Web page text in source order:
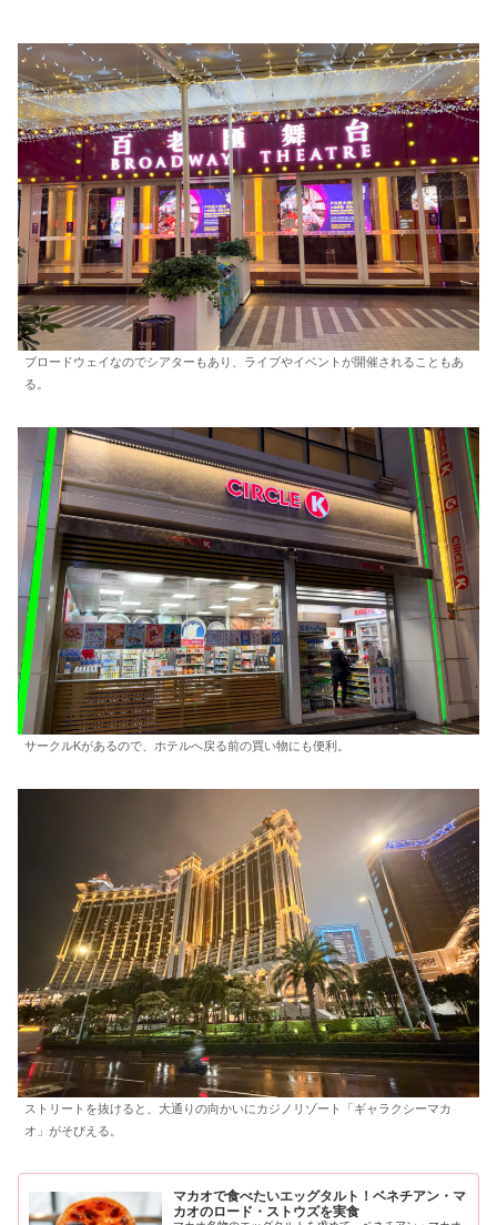
ブロードウェイなのでシアターもあり、ライブやイベントが開催されることもあ
る。
サークルKがあるので、ホテルへ戻る前の買い物にも便利。
ストリートを抜けると、大通りの向かいにカジノリゾート「ギャラクシーマカ
オ」がそびえる。
マカオで食べたいエッグタルト！ベネチアン・マ
カオのロード・ストウズを実食